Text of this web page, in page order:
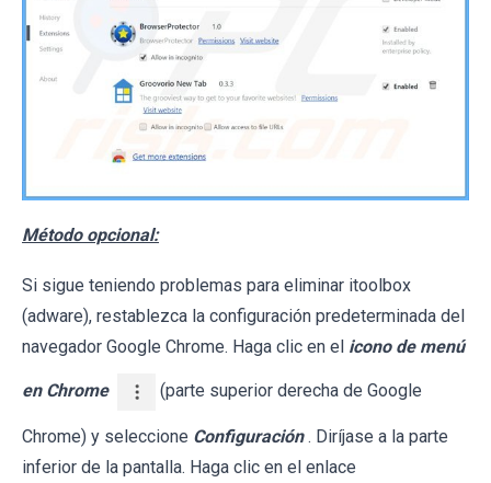
Método opcional:
Si sigue teniendo problemas para eliminar itoolbox
(adware), restablezca la configuración predeterminada del
navegador Google Chrome. Haga clic en el icono de menú
en Chrome (parte superior derecha de Google
Chrome) y seleccione Configuración . Diríjase a la parte
inferior de la pantalla. Haga clic en el enlace